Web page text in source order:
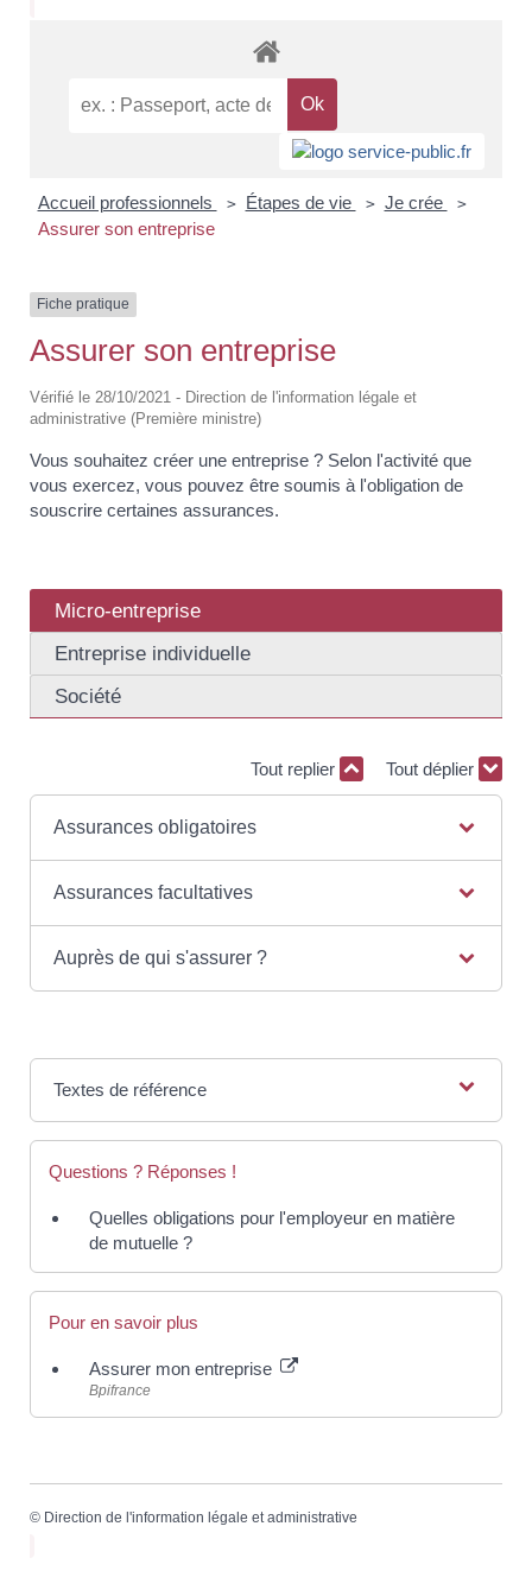
Accueil professionnels > Étapes de vie > Je crée >
Assurer son entreprise
Fiche pratique
Assurer son entreprise
Vérifié le 28/10/2021 - Direction de l'information légale et
administrative (Première ministre)
Vous souhaitez créer une entreprise ? Selon l'activité que
vous exercez, vous pouvez être soumis à l'obligation de
souscrire certaines assurances.
Micro-entreprise
Entreprise individuelle
Société
Tout replier Tout déplier
Assurances obligatoires
Assurances facultatives
Auprès de qui s'assurer ?
Textes de référence
Questions ? Réponses !
Quelles obligations pour l'employeur en matière
de mutuelle ?
Pour en savoir plus
Assurer mon entreprise
Bpifrance
© Direction de l'information légale et administrative